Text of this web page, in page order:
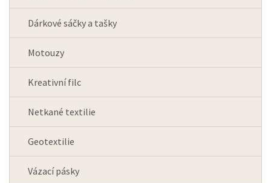
Dárkové sáčky a tašky
Motouzy
Kreativní filc
Netkané textilie
Geotextilie
Vázací pásky